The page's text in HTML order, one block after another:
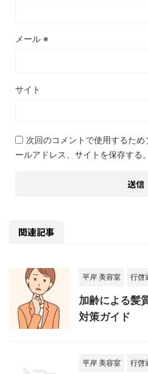
メール ※
サイト
次回のコメントで使用するた
ールアドレス、サイトを保存する。
関連記事
平岸 美容室 行啓
加齢による髪
対策ガイド
平岸 美容室 行啓